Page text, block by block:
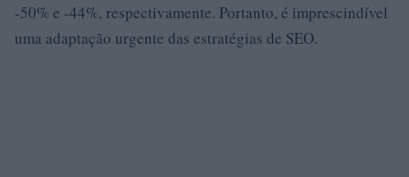
-50% e -44%, respectivamente. Portanto, é imprescindível
uma adaptação urgente das estratégias de SEO.